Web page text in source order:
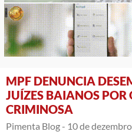
MPF DENUNCIA
JUÍZES BAIANOS
CRIMINOSA
Pimenta Blog - 10 de